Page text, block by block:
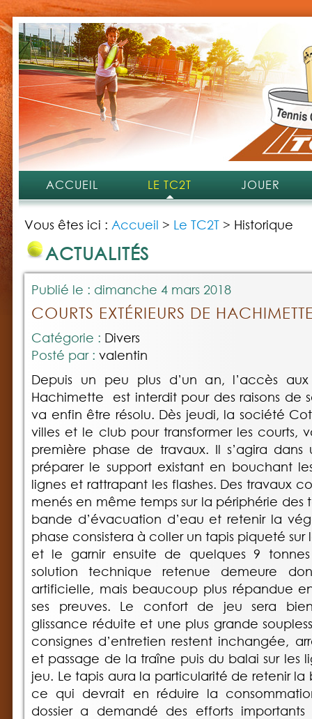
ACCUEIL LE TC2T JOUER
Vous êtes ici : Accueil > Le TC2T > Historique
ACTUALITÉS
Publié le : dimanche 4 mars 2018
COURTS EXTÉRIEURS DE
Catégorie : Divers
Posté par : valentin
Depuis un peu plus d’un an, l’accès
Hachimette est interdit pour des raisons de
va enfin être résolu. Dès jeudi, la société
villes et le club pour transformer les courts,
première phase de travaux. Il s’agira
préparer le support existant en bouchant
lignes et rattrapant les flashes. Des travaux
menés en même temps sur la périphérie des
bande d’évacuation d’eau et retenir la
phase consistera à coller un tapis piqueté
et le garnir ensuite de quelques 9
solution technique retenue demeure
artificielle, mais beaucoup plus répandue
ses preuves. Le confort de jeu sera
glissance réduite et une plus grande
consignes d’entretien restent inchangée,
et passage de la traîne puis du balai sur les
jeu. Le tapis aura la particularité de retenir
ce qui devrait en réduire la
dossier a demandé des efforts importants